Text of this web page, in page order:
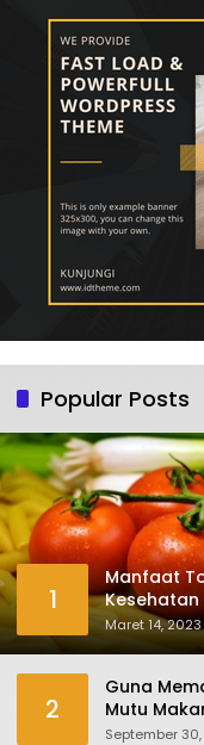
Popular Posts
1
Manfaat
Maret 14, 2023
2
Guna
Mutu
Sidak Dapur
September